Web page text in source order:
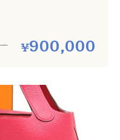
900,000